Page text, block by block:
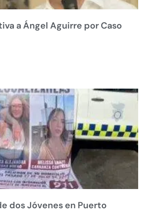
a Ángel Aguirre por Caso
dos Jóvenes en Puerto